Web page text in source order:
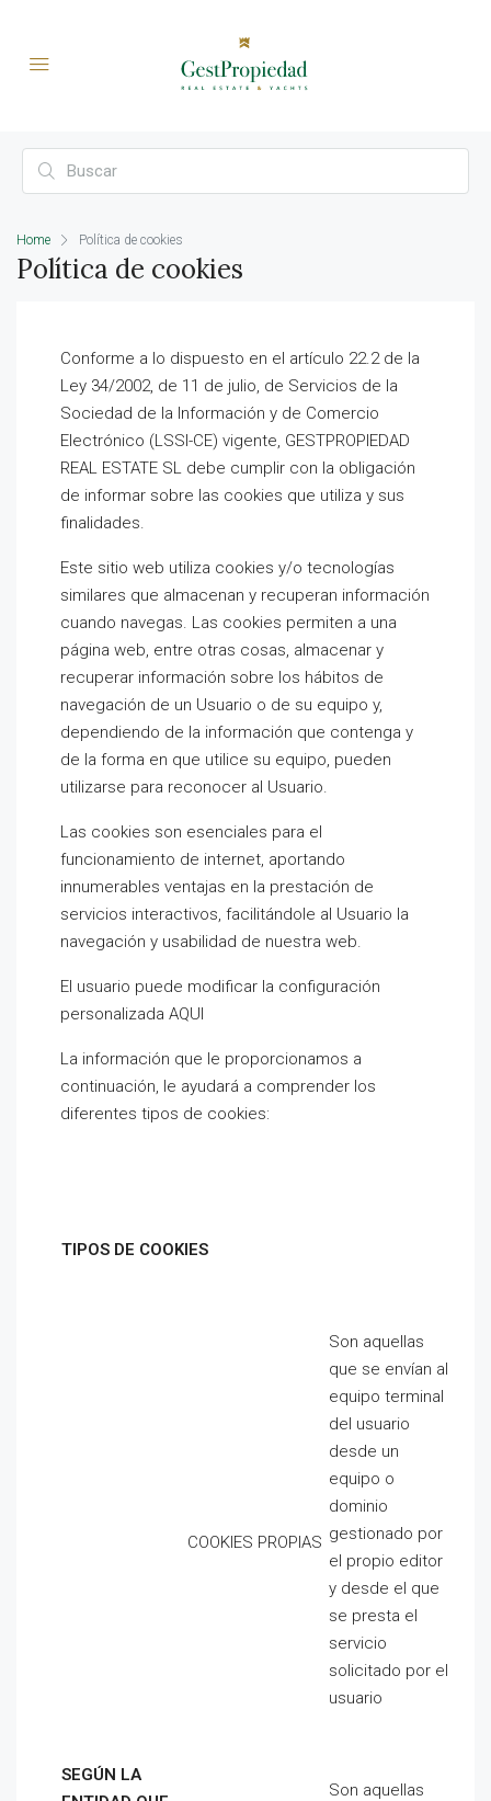
Home Política de cookies
Política de cookies
Conforme a lo dispuesto en el artículo 22.2 de la
Ley 34/2002, de 11 de julio, de Servicios de la
Sociedad de la Información y de Comercio
Electrónico (LSSI-CE) vigente, GESTPROPIEDAD
REAL ESTATE SL debe cumplir con la obligación
de informar sobre las cookies que utiliza y sus
finalidades.
Este sitio web utiliza cookies y/o tecnologías
similares que almacenan y recuperan información
cuando navegas. Las cookies permiten a una
página web, entre otras cosas, almacenar y
recuperar información sobre los hábitos de
navegación de un Usuario o de su equipo y,
dependiendo de la información que contenga y
de la forma en que utilice su equipo, pueden
utilizarse para reconocer al Usuario.
Las cookies son esenciales para el
funcionamiento de internet, aportando
innumerables ventajas en la prestación de
servicios interactivos, facilitándole al Usuario la
navegación y usabilidad de nuestra web.
El usuario puede modificar la configuración
personalizada AQUI
La información que le proporcionamos a
continuación, le ayudará a comprender los
diferentes tipos de cookies:
TIPOS DE COOKIES
SEGÚN LA
COOKIES PROPIAS
Son aquellas
que se envían al
equipo terminal
del usuario
desde un
equipo o
dominio
gestionado por
el propio editor
y desde el que
se presta el
servicio
solicitado por el
usuario
Son aquellas